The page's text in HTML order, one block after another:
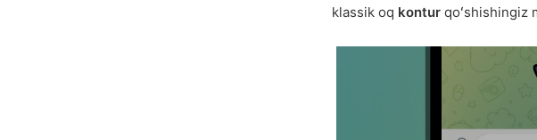
klassik oq kontur qoʻshishingiz